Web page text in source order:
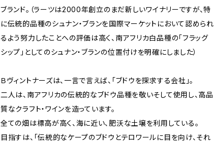
ブランド。（ラーツは2000年創立のまだ新しいワイナリーですが、特
に伝統的品種のシュナン・ブランを国際マーケットにおいて認められ
るよう努力したことへの評価は高く、南アフリカ白品種の「フラッグ
シップ」としてのシュナン・ブランの位置付けを明確にしました）
Ｂヴィントナーズは、一言で言えば、「ブドウを探求する会社」。
二人は、南アフリカの伝統的なブドウ品種を敬いそして使用し、高品
質なクラフト・ワインを造っています。
全ての畑は標高が高く、海に近い、肥沃な土壌を利用している。
目指すは、「伝統的なケープのブドウとテロワールに目を向け、それ